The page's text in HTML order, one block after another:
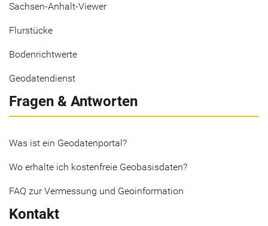
Sachsen-Anhalt-Viewer
Flurstücke
Bodenrichtwerte
Geodatendienst
Fragen & Antworten
Was ist ein Geodatenportal?
Wo erhalte ich kostenfreie Geobasisdaten?
FAQ zur Vermessung und Geoinformation
Kontakt